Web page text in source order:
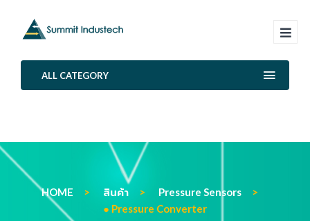
ALL CATEGORY
HOME สินค้า
Pressure Sensors
● Pressure Converter